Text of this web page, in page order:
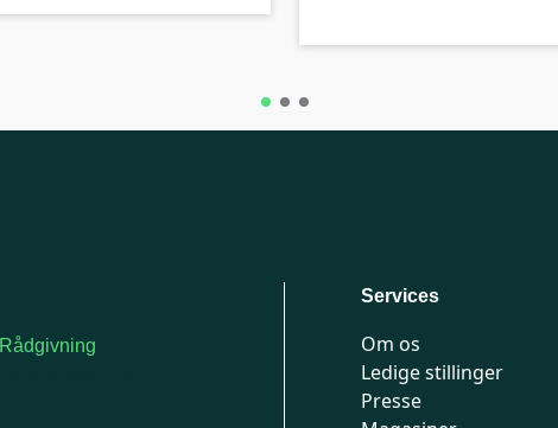
Rådgivning
Services
Om os
Ledige stillinger
Presse